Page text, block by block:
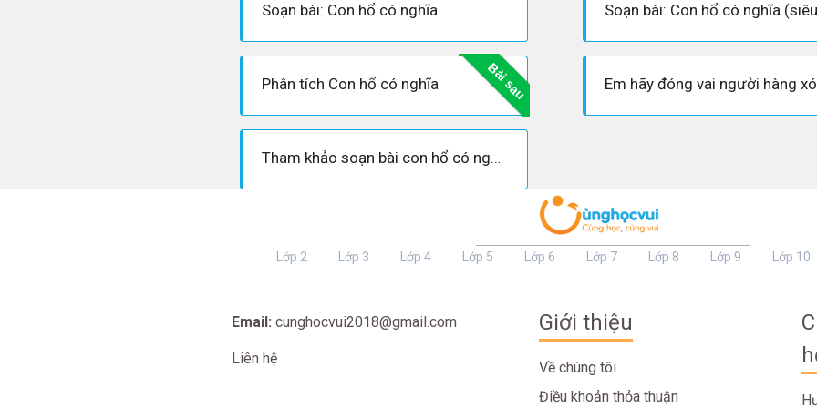
Soạn bài: Con hổ có nghĩa
Bài sau
Phân tích Con hổ có nghĩa
Tham khảo soạn bài con hổ có nghĩa ngữ văn 6
Lớp 2 Lớp 3 Lớp 4 Lớp 5 Lớp 6 Lớp 7 Lớp 8 Lớp 9 Lớp 10
Email: cunghocvui2018@gmail.com
Liên hệ
Giới thiệu
Về chúng tôi
Điều khoản thỏa thuận